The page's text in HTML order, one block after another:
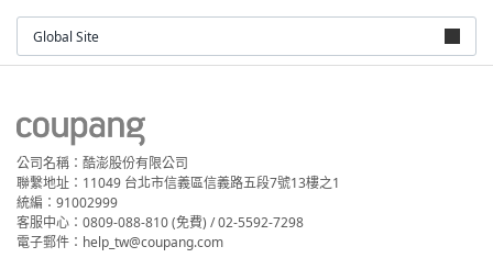
Global Site
公司名稱：酷澎股份有限公司
聯繫地址：11049 台北市信義區信義路五段7號13樓之1
統編：91002999
客服中心：0809-088-810 (免費) / 02-5592-7298
電子郵件：help_tw@coupang.com